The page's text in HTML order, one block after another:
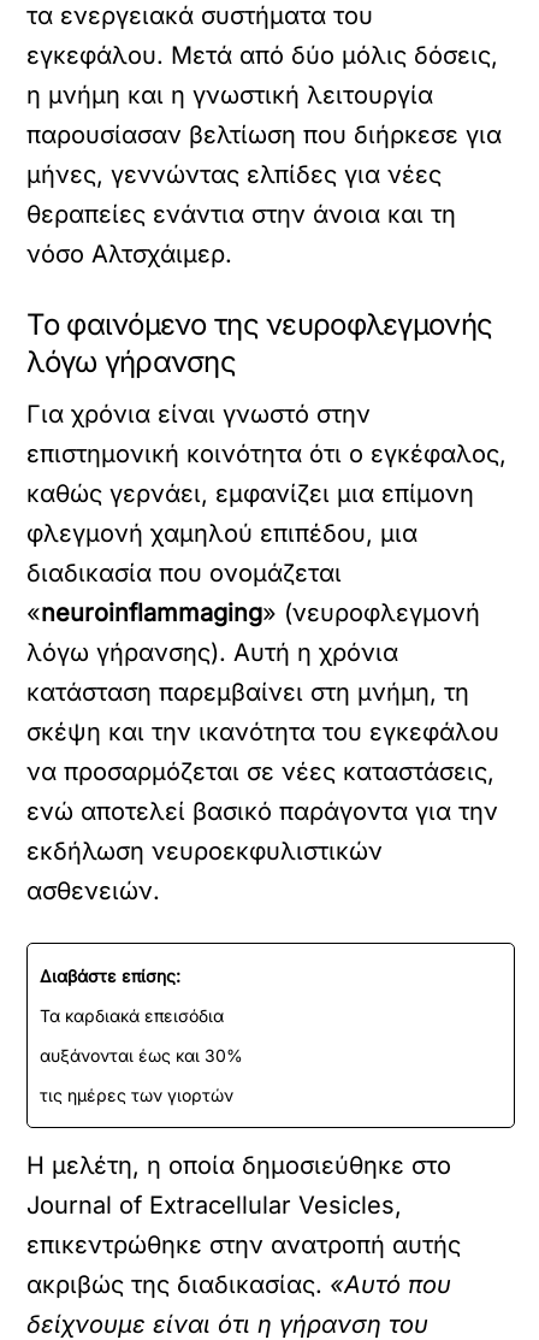
τα ενεργειακά συστήματα του
εγκεφάλου. Μετά από δύο μόλις δόσεις,
η μνήμη και η γνωστική λειτουργία
παρουσίασαν βελτίωση που διήρκεσε για
μήνες, γεννώντας ελπίδες για νέες
θεραπείες ενάντια στην άνοια και τη
νόσο Αλτσχάιμερ.
Το φαινόμενο της νευροφλεγμονής
λόγω γήρανσης
Για χρόνια είναι γνωστό στην
επιστημονική κοινότητα ότι ο εγκέφαλος,
καθώς γερνάει, εμφανίζει μια επίμονη
φλεγμονή χαμηλού επιπέδου, μια
διαδικασία που ονομάζεται
«neuroinflammaging» (νευροφλεγμονή
λόγω γήρανσης). Αυτή η χρόνια
κατάσταση παρεμβαίνει στη μνήμη, τη
σκέψη και την ικανότητα του εγκεφάλου
να προσαρμόζεται σε νέες καταστάσεις,
ενώ αποτελεί βασικό παράγοντα για την
εκδήλωση νευροεκφυλιστικών
ασθενειών.
Διαβάστε επίσης:
Τα καρδιακά επεισόδια
αυξάνονται έως και 30%
τις ημέρες των γιορτών
Η μελέτη, η οποία δημοσιεύθηκε στο
Journal of Extracellular Vesicles,
επικεντρώθηκε στην ανατροπή αυτής
ακριβώς της διαδικασίας. «Αυτό που
δείχνουμε είναι ότι η γήρανση του